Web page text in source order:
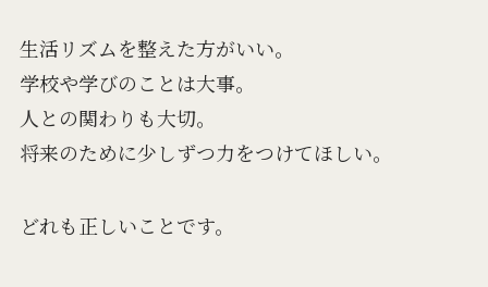
生活リズムを整えた方がいい。
学校や学びのことは大事。
人との関わりも大切。
将来のために少しずつ力をつけてほしい。
どれも正しいことです。